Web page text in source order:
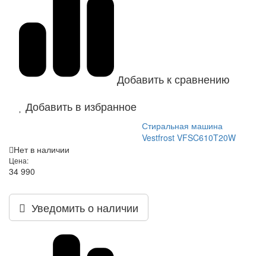
Добавить к сравнению
Добавить в избранное
Стиральная машина
Vestfrost VFSC610T20W
Нет в наличии
Цена:
34 990
Уведомить о наличии